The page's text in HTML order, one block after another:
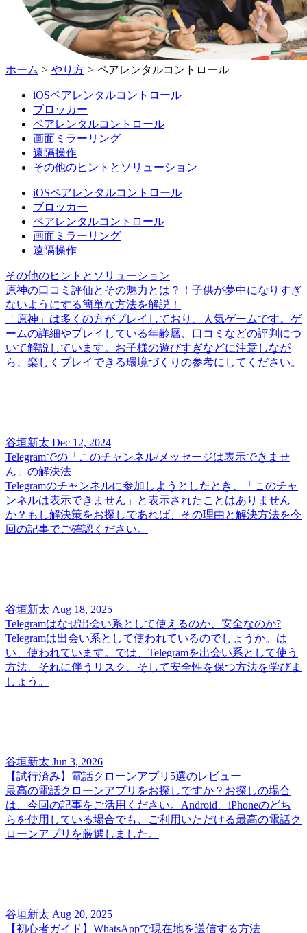
ホーム > やり方 > ペアレンタルコントロール
iOSペアレンタルコントロール
ブロッカー
ペアレンタルコントロール
画面ミラーリング
遠隔操作
その他のヒントとソリューション
iOSペアレンタルコントロール
ブロッカー
ペアレンタルコントロール
画面ミラーリング
遠隔操作
その他のヒントとソリューション
原神の口コミ評価とその魅力とは？！子供が夢中になりすぎ
ないようにする簡単な方法を解説！
「原神」は多くの方がプレイしており、人気ゲームです。ゲ
ームの詳細やプレイしている年齢層、口コミなどの評判につ
いて解説しています。お子様の遊びすぎなどに注意しなが
ら、楽しくプレイできる環境づくりの参考にしてください。
谷垣新太 Dec 12, 2024
Telegramでの「このチャンネル/メッセージは表示できませ
ん」の解決法
Telegramのチャンネルに参加しようとしたとき、「このチャ
ンネルは表示できません」と表示されたことはありません
か？もし解決策をお探しであれば、その理由と解決方法を今
回の記事でご確認ください。
谷垣新太 Aug 18, 2025
Telegramはなぜ出会い系として使えるのか、安全なのか?
Telegramは出会い系として使われているのでしょうか。は
い、使われています。では、Telegramを出会い系として使う
方法、それに伴うリスク、そして安全性を保つ方法を学びま
しょう。
谷垣新太 Jun 3, 2026
【試行済み】電話クローンアプリ5選のレビュー
最高の電話クローンアプリをお探しですか？お探しの場合
は、今回の記事をご活用ください。Android、iPhoneのどち
らを使用している場合でも、ご利用いただける最高の電話ク
ローンアプリを厳選しました。
谷垣新太 Aug 20, 2025
【初心者ガイド】WhatsAppで現在地を送信する方法